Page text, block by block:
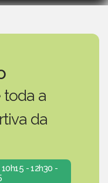
toda a
da
- 12h30 -